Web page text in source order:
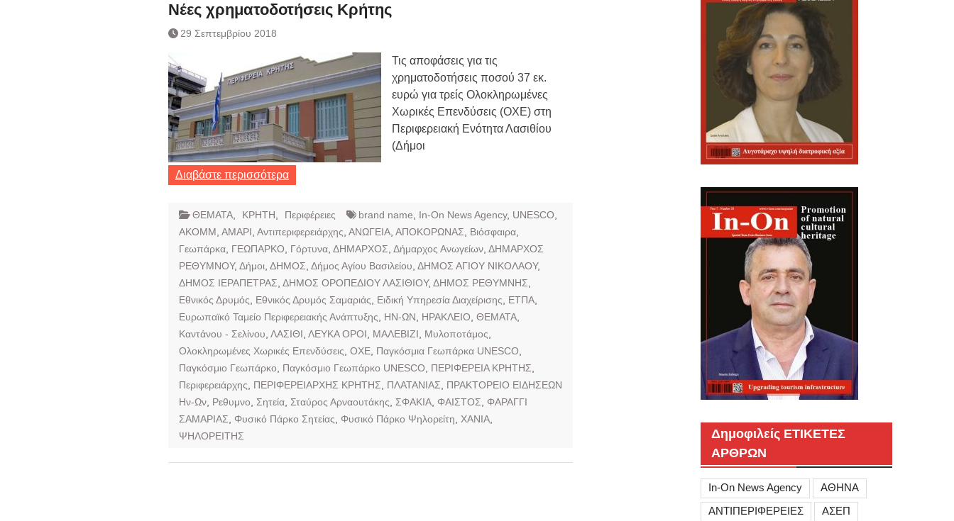
Συναλλάγματος &
Τραπεζογραμματίων 7-3-2019
Συναλλάγματος &
Τραπεζογραμματίων 4-3-2019
Κάθοδος αγροτών
Δικαιοσύνη
Νέες χρηματοδοτήσεις Κρήτης
29 Σεπτεμβρίου 2018
Τις αποφάσεις για τις
χρηματοδοτήσεις ποσού 37 εκ.
ευρώ για τρείς Ολοκληρωμένες
Χωρικές Επενδύσεις (ΟΧΕ) στη
Περιφερειακή Ενότητα Λασιθίου
(Δήμοι
Διαβάστε περισσότερα
ΘΕΜΑΤΑ ΚΡΗΤΗ Περιφέρειες brand name In-On News Agency, UNESCO
ΑΚΟΜΜ ΑΜΑΡΙ Αντιπεριφερειάρχης ΑΝΩΓΕΙΑ ΑΠΟΚΟΡΩΝΑΣ Βιόσφαιρα
Γεωπάρκα ΓΕΩΠΑΡΚΟ Γόρτυνα ΔΗΜΑΡΧΟΣ Δήμαρχος Ανωγείων ΔΗΜΑΡΧΟΣ
ΡΕΘΥΜΝΟΥ, Δήμοι ΔΗΜΟΣ Δήμος Αγίου Βασιλείου ΔΗΜΟΣ ΑΓΙΟΥ ΝΙΚΟΛΑΟΥ,
ΔΗΜΟΣ ΙΕΡΑΠΕΤΡΑΣ ΔΗΜΟΣ ΟΡΟΠΕΔΙΟΥ ΛΑΣΙΘΙΟΥ, ΔΗΜΟΣ ΡΕΘΥΜΝΗΣ
Εθνικός Δρυμός
Εθνικός Δρυμός Σαμαριάς Ειδική Υπηρεσία Διαχείρισης ΕΤΠΑ
Ευρωπαϊκό Ταμείο Περιφερειακής Ανάπτυξης
ΗΝ-ΩΝ ΗΡΑΚΛΕΙΟ ΘΕΜΑΤΑ
Καντάνου - Σελίνου ΛΑΣΙΘΙ ΛΕΥΚΑ ΟΡΟΙ ΜΑΛΕΒΙΖΙ Μυλοποτάμος
Ολοκληρωμένες Χωρικές Επενδύσεις ΟΧΕ Παγκόσμια Γεωπάρκα UNESCO
Παγκόσμιο Γεωπάρκο
Παγκόσμιο Γεωπάρκο UNESCO ΠΕΡΙΦΕΡΕΙΑ ΚΡΗΤΗΣ
Περιφερειάρχης
ΠΕΡΙΦΕΡΕΙΑΡΧΗΣ ΚΡΗΤΗΣ ΠΛΑΤΑΝΙΑΣ
ΠΡΑΚΤΟΡΕΙΟ ΕΙΔΗΣΕΩΝ
Ην-Ων Ρεθυμνο Σητεία Σταύρος Αρναουτάκης ΣΦΑΚΙΑ ΦΑΙΣΤΟΣ
ΦΑΡΑΓΓΙ
ΣΑΜΑΡΙΑΣ
Φυσικό Πάρκο Σητείας Φυσικό Πάρκο Ψηλορείτη ΧΑΝΙΑ
ΨΗΛΟΡΕΙΤΗΣ
Δημοφιλείς ΕΤΙΚΕΤΕΣ
ΑΡΘΡΩΝ
In-On News Agency
ΑΘΗΝΑ
ΑΝΤΙΠΕΡΙΦΕΡΕΙΕΣ
ΑΣΕΠ